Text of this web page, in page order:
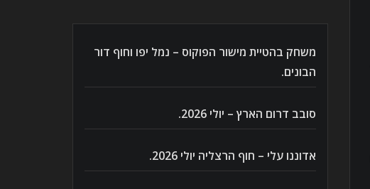
משחק בהטיית מישור הפוקוס – נמל יפו וחוף דור
הבונים.
סובב דרום הארץ – יולי 2026.
אדוננו עלי – חוף הרצליה יולי 2026.